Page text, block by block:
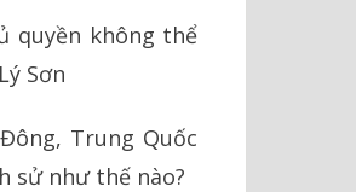
quyền không thể
Sơn
Trung Quốc
sử như thế nào?